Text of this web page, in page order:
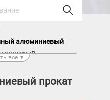
алюминиевый
все ▼
прокат